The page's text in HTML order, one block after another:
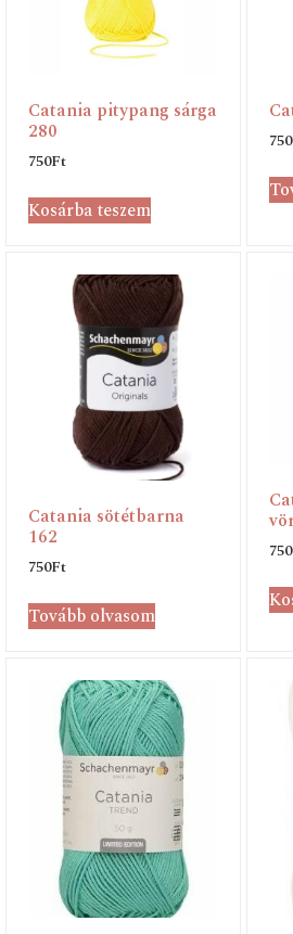
Catania pitypang sárga
280
750Ft
Kosárba teszem
750
Catania sötétbarna
162
750Ft
Tovább olvasom
750